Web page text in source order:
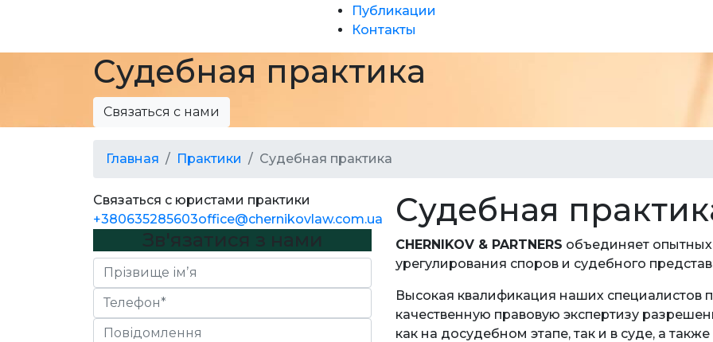
Публикации
Контакты
Судебная практика
Связаться с нами
Главная Практики Судебная практика
Связаться с юристами практики
+380635285603office@chernikovlaw.com.ua
Зв'язатися з нами
Судебная
CHERNIKOV & PARTNERS объединяет
урегулирования споров и судебного
Высокая квалификация наших специалистов
качественную правовую экспертизу
как на досудебном этапе, так и в суде, а